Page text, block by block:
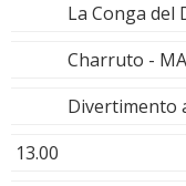
La Conga del
Charruto -
Divertimento
13.00